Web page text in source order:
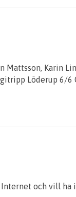
Karin
Löderup 6/
och vill